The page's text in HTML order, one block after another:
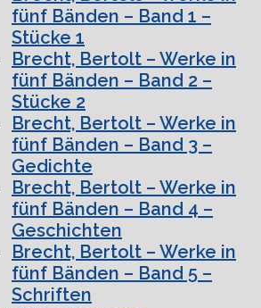
fünf Bänden – Band 1 –
Stücke 1
Brecht, Bertolt – Werke in
fünf Bänden – Band 2 –
Stücke 2
Brecht, Bertolt – Werke in
fünf Bänden – Band 3 –
Gedichte
Brecht, Bertolt – Werke in
fünf Bänden – Band 4 –
Geschichten
Brecht, Bertolt – Werke in
fünf Bänden – Band 5 –
Schriften